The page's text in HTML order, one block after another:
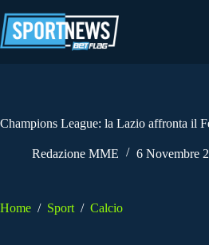
al
contenuto
Champions League: la Lazio affronta il
Redazione MME 6 Novembre
Home / Sport / Calcio